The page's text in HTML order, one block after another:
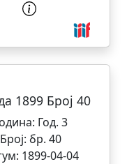
1899 Број 40
Год. 3
Број: бр. 40
1899-04-04